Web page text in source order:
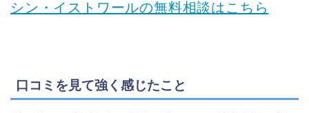
シン・イストワールの無料相談はこちら
口コミを見て強く感じたこと